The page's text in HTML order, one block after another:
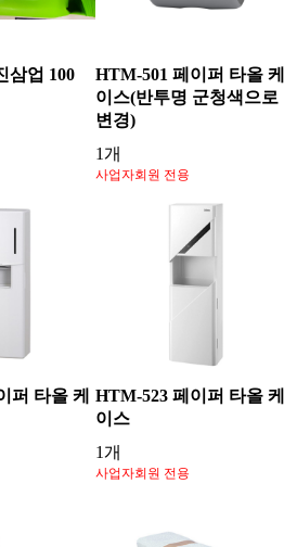
삼업 100
HTM-501 페이퍼 타올 케
이스(반투명 군청색으로
변경)
1개
사업자회원 전용
퍼 타올 케
HTM-523 페이퍼 타올 케
이스
1개
사업자회원 전용